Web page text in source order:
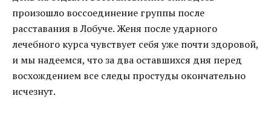
произошло воссоединение группы после
расставания в Лобуче. Женя после ударного
лечебного курса чувствует себя уже почти здоровой,
и мы надеемся, что за два оставшихся дня перед
восхождением все следы простуды окончательно
исчезнут.